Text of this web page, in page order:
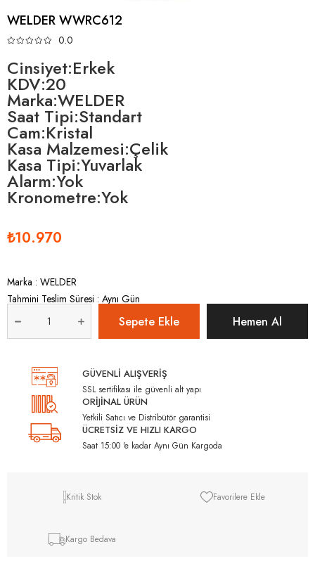
WELDER WWRC612
0.0
Cinsiyet:Erkek
KDV:20
Marka:WELDER
Saat Tipi:Standart
Cam:Kristal
Kasa Malzemesi:Çelik
Kasa Tipi:Yuvarlak
Alarm:Yok
Kronometre:Yok
₺10.970
Marka : WELDER
Tahmini Teslim Süresi : Aynı Gün
GÜVENLİ ALIŞVERİŞ
SSL sertifikası ile güvenli alt yapı
ORİJİNAL ÜRÜN
Yetkili Satıcı ve Distribütör garantisi
ÜCRETSİZ VE HIZLI KARGO
Saat 15:00 'e kadar Aynı Gün Kargoda
Kritik Stok Favorilere Ekle
Kargo Bedava